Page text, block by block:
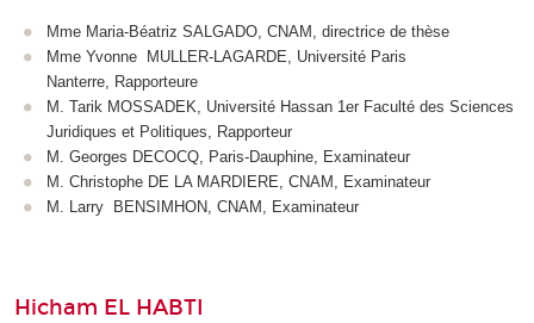
Mme Maria-Béatriz SALGADO, CNAM, directrice de thèse
Mme Yvonne MULLER-LAGARDE, Université Paris
Nanterre, Rapporteure
M. Tarik MOSSADEK, Université Hassan 1er Faculté des Sciences
Juridiques et Politiques, Rapporteur
M. Georges DECOCQ, Paris-Dauphine, Examinateur
M. Christophe DE LA MARDIERE, CNAM, Examinateur
M. Larry BENSIMHON, CNAM, Examinateur
Hicham EL HABTI